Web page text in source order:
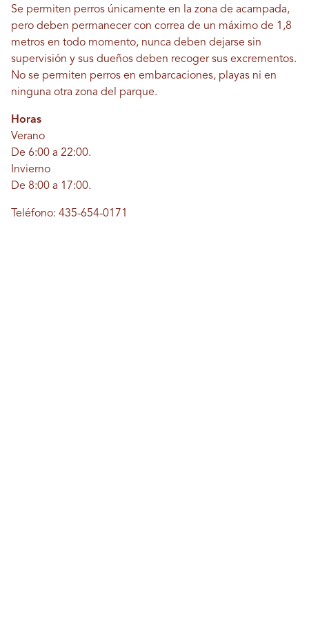
Se permiten perros únicamente en la zona de acampada,
pero deben permanecer con correa de un máximo de 1,8
metros en todo momento, nunca deben dejarse sin
supervisión y sus dueños deben recoger sus excrementos.
No se permiten perros en embarcaciones, playas ni en
ninguna otra zona del parque.
Horas
Verano
De 6:00 a 22:00.
Invierno
De 8:00 a 17:00.
Teléfono: 435-654-0171